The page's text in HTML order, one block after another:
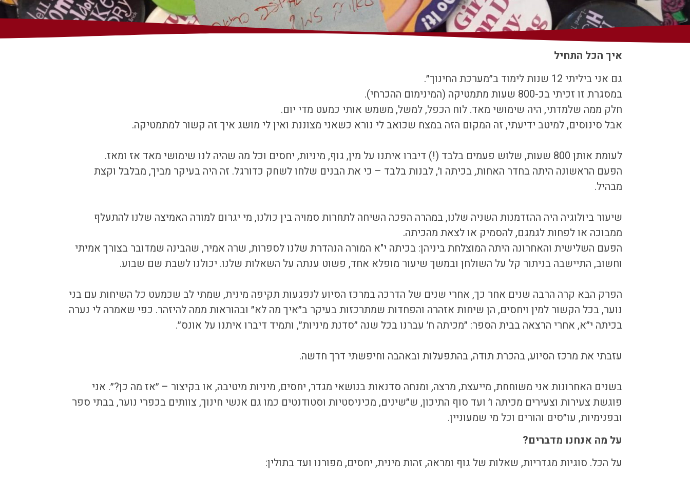
איך הכל התחיל
גם אני ביליתי 12 שנות לימוד ב״מערכת החינוך״.
במסגרת זו זכיתי בכ-800 שעות מתמטיקה (המינימום ההכרחי).
חלק ממה שלמדתי, היה שימושי מאד. לוח הכפל, למשל, משמש אותי כמעט מדי יום.
אבל סינוסים, למיטב ידיעתי, זה המקום הזה במצח שכואב לי נורא כשאני מצוננת ואין לי מושג איך זה קשור למתמטיקה.
לעומת אותן 800 שעות, שלוש פעמים בלבד (!) דיברו איתנו על מין, גוף, מיניות, יחסים וכל מה שהיה לנו שימושי מאד אז ומאז.
הפעם הראשונה היתה בחדר האחות, בכיתה ו׳, לבנות בלבד – כי את הבנים שלחו לשחק כדורגל. זה היה בעיקר מביך, מבלבל וקצת
מבהיל.
שיעור ביולוגיה היה ההזדמנות השניה שלנו, במהרה הפכה השיחה לתחרות סמויה בין כולנו, מי יגרום למורה האמיצה שלנו להתעלף
ממבוכה או לפחות לגמגם, להסמיק או לצאת מהכיתה.
הפעם השלישית והאחרונה היתה המוצלחת ביניהן: בכיתה י"א המורה הנהדרת שלנו לספרות, שרה אמיר, שהבינה שמדובר בצורך אמיתי
וחשוב, התיישבה בניתור קל על השולחן ובמשך שיעור מופלא אחד, פשוט ענתה על השאלות שלנו. יכולנו לשבת שם שבוע.
הפרק הבא קרה הרבה שנים אחר כך, אחרי שנים של הדרכה במרכז הסיוע לנפגעות תקיפה מינית, שמתי לב שכמעט כל השיחות עם בני
נוער, בכל הקשור למין ויחסים, הן שיחות אזהרה והפחדות שמתרכזות בעיקר ב״איך מה לא״ ובהוראות ממה להיזהר. כפי שאמרה לי נערה
בכיתה י״א, אחרי הרצאה בבית הספר: ״מכיתה ח׳ עברנו בכל שנה ״סדנת מיניות״, ותמיד דיברו איתנו על אונס״.
עזבתי את מרכז הסיוע, בהכרת תודה, בהתפעלות ובאהבה וחיפשתי דרך חדשה.
בשנים האחרונות אני משוחחת, מייעצת, מרצה, ומנחה סדנאות בנושאי מגדר, יחסים, מיניות מיטיבה, או בקיצור – ״אז מה כן?״. אני
פוגשת צעירות וצעירים מכיתה ו׳ ועד סוף התיכון, ש״שינים, מכיניסטיות וסטודנטים כמו גם אנשי חינוך, צוותים בכפרי נוער, בבתי ספר
ובפנימיות, עו״סים והורים וכל מי שמעוניין.
על מה אנחנו מדברים?
על הכל. סוגיות מגדריות, שאלות של גוף ומראה, זהות מינית, יחסים, מפורנו ועד בתולין: